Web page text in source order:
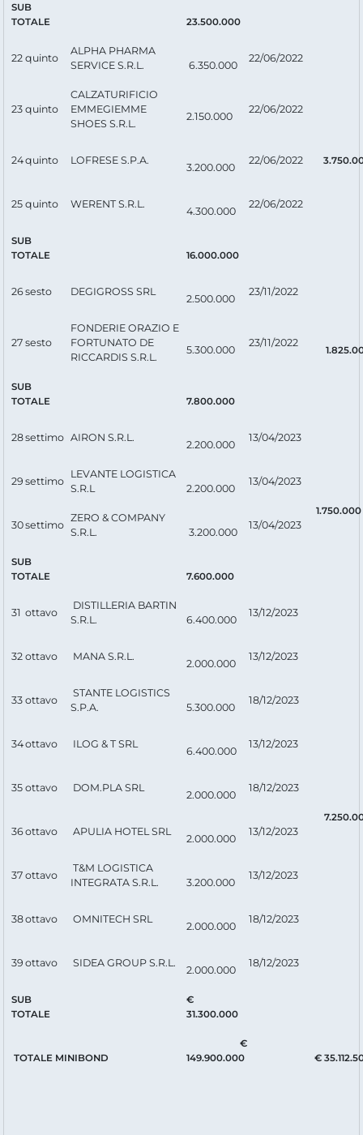
SUB
TOTALE
23.500.000
22 quinto
ALPHA PHARMA
SERVICE S.R.L.
6.350.000
22/06/2022
23 quinto
CALZATURIFICIO
EMMEGIEMME
SHOES S.R.L.
2.150.000
22/06/2022
24quinto LOFRESE S.P.A.
3.200.000
22/06/2022
25 quinto WERENT S.R.L.
4.300.000
22/06/2022
SUB
TOTALE
16.000.000
26sesto DEGIGROSS SRL
2.500.000
23/11/2022
27 sesto
FONDERIE ORAZIO E
FORTUNATO DE
RICCARDIS S.R.L.
5.300.000
23/11/2022
SUB
TOTALE
7.800.000
28settimo AIRON S.R.L.
2.200.000
13/04/2023
29 settimo
LEVANTE LOGISTICA
S.R.L
2.200.000
13/04/2023
30settimo
ZERO & COMPANY
S.R.L.
3.200.000
13/04/2023
SUB
TOTALE
7.600.000
31 ottavo
DISTILLERIA BARTIN
S.R.L.
6.400.000
13/12/2023
32 ottavo MANA S.R.L.
2.000.000
13/12/2023
33 ottavo
STANTE LOGISTICS
S.P.A.
5.300.000
18/12/2023
34ottavo ILOG & T SRL
6.400.000
13/12/2023
35 ottavo DOM.PLA SRL
2.000.000
18/12/2023
36ottavo APULIA HOTEL SRL
2.000.000
13/12/2023
37 ottavo
T&M LOGISTICA
INTEGRATA S.R.L.
3.200.000
13/12/2023
38ottavo OMNITECH SRL
2.000.000
18/12/2023
39 ottavo SIDEA GROUP S.R.L.
2.000.000
18/12/2023
SUB
TOTALE
€
31.300.000
TOTALE MINIBOND
€
149.900.000
€